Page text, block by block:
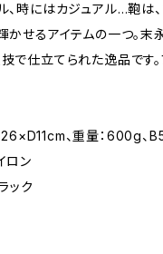
、時にはカジュアル…鞄は
かせるアイテムの一つ。末
で仕立てられた逸品です。
、重量：600g、
ロン
ック